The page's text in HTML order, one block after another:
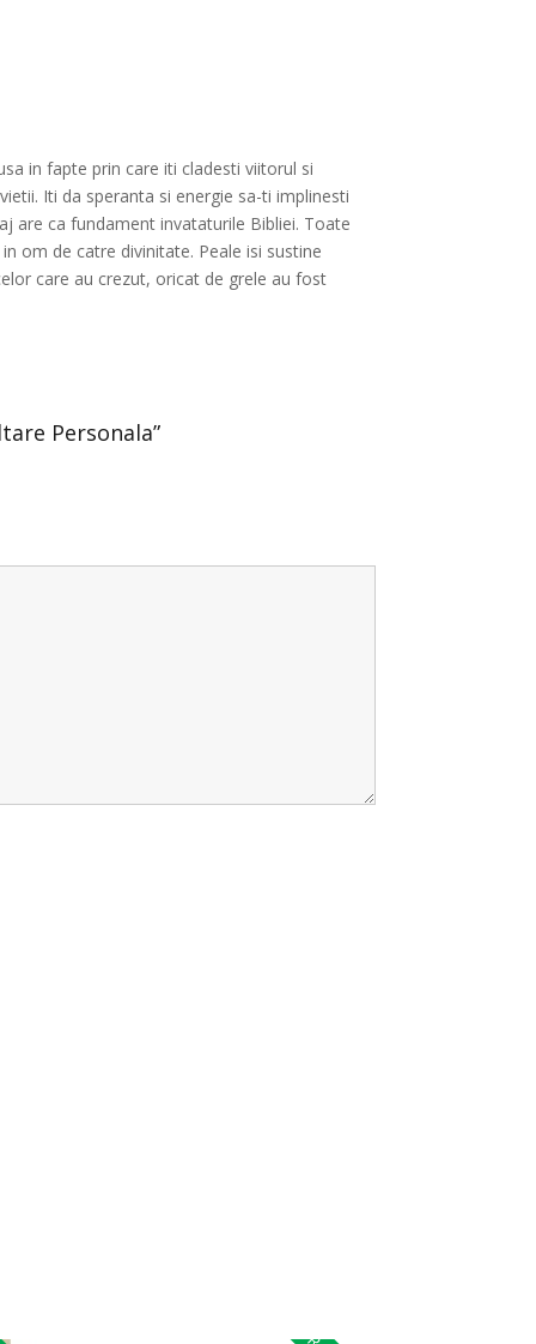
in fapte prin care iti cladesti viitorul si
Iti da speranta si energie sa-ti implinesti
are ca fundament invataturile Bibliei. Toate
om de catre divinitate. Peale isi sustine
care au crezut, oricat de grele au fost
Personala”